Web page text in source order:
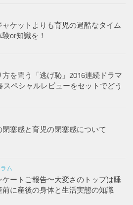
ャケットよりも育児の過酷なタイム
or知識を！
方を問う「逃げ恥」2016連続ドラマ
スペシャルレビューをセットでどう
閉塞感と育児の閉塞感について
ム
ケートご報告〜大変さのトップは睡
前に産後の身体と生活実態の知識